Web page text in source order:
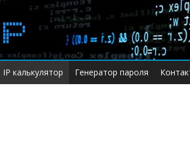
к
содержимому
IP калькулятор Генератор пароля